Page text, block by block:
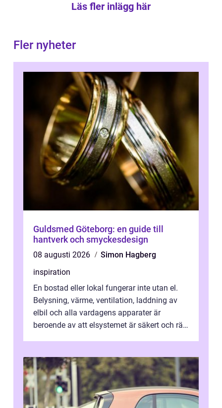
Läs fler inlägg här
Fler nyheter
Guldsmed Göteborg: en guide till
hantverk och smyckesdesign
08 augusti 2026
Simon Hagberg
inspiration
En bostad eller lokal fungerar inte utan el.
Belysning, värme, ventilation, laddning av
elbil och alla vardagens apparater är
beroende av att elsystemet är säkert och rätt